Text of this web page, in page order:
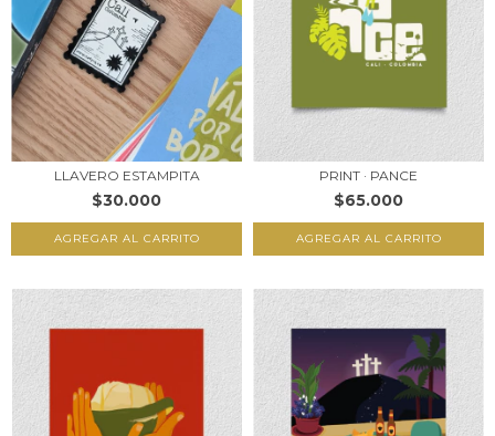
LLAVERO ESTAMPITA
$30.000
PRINT · PANCE
$65.000
AGREGAR AL CARRITO